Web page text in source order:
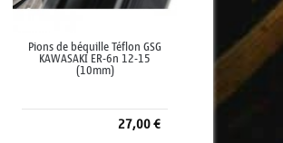
Pions de béquille Téflon GSG
KAWASAKI ER-6n 12-15
(10mm)
27,00 €